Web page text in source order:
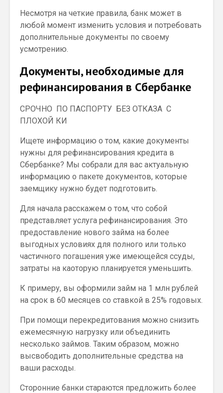
Несмотря на четкие правила, банк может в
любой момент изменить условия и потребовать
дополнительные документы по своему
усмотрению.
Документы, необходимые для
рефинансирования в Сбербанке
СРОЧНО ПО ПАСПОРТУ БЕЗ ОТКАЗА С
ПЛОХОЙ КИ
Ищете информацию о том, какие документы
нужны для рефинансирования кредита в
Сбербанке? Мы собрали для вас актуальную
информацию о пакете документов, которые
заемщику нужно будет подготовить.
Для начала расскажем о том, что собой
представляет услуга рефинансирования. Это
предоставление нового займа на более
выгодных условиях для полного или только
частичного погашения уже имеющейся ссуды,
затраты на каоторую планируется уменьшить.
К примеру, вы оформили займ на 1 млн рублей
на срок в 60 месяцев со ставкой в 25% годовых.
При помощи перекредитования можно снизить
ежемесячную нагрузку или объединить
несколько займов. Таким образом, можно
высвободить дополнительные средства на
ваши расходы.
Сторонние банки стараются предложить более